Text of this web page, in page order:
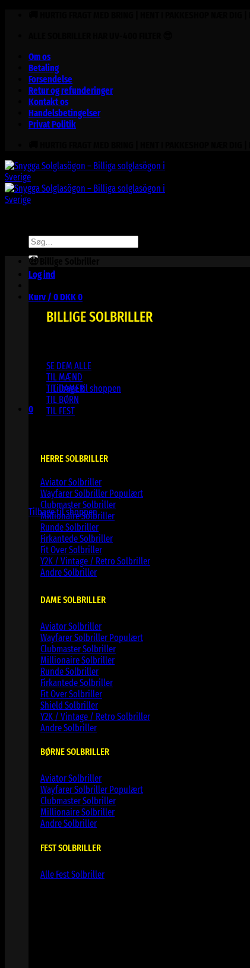
Om os
Betaling
Forsendelse
Retur og refunderinger
Kontakt os
Handelsbetingelser
Privat Politik
Søg
efter:
Log ind
Kurv / 0DKK0
Ingen varer i kurven.
Tilbage til shoppen
0
Ingen varer i kurven.
Tilbage til shoppen
🤑 Billige Solbriller
BILLIGE SOLBRILLER
SE DEM ALLE
TIL MÆND
TIL DAMER
TIL BØRN
TIL FEST
HERRE SOLBRILLER
Aviator Solbriller
Wayfarer Solbriller
Clubmaster Solbriller
Millionaire Solbriller
Runde Solbriller
Firkantede Solbriller
Fit Over Solbriller
Y2K / Vintage / Retro Solbriller
Andre Solbriller
DAME SOLBRILLER
Aviator Solbriller
Wayfarer Solbriller
Clubmaster Solbriller
Millionaire Solbriller
Runde Solbriller
Firkantede Solbriller
Fit Over Solbriller
Shield Solbriller
Y2K / Vintage / Retro Solbriller
Andre Solbriller
BØRNE SOLBRILLER
Aviator Solbriller
Wayfarer Solbriller
Clubmaster Solbriller
Millionaire Solbriller
Andre Solbriller
FEST SOLBRILLER
Alle Fest Solbriller